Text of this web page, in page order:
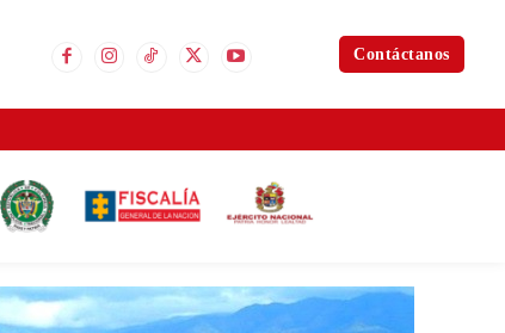
Contáctanos